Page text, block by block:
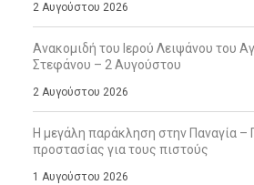
2 Αυγούστου 2026
Ανακομιδή του Ιερού Λειψάνου του
Στεφάνου – 2 Αυγούστου
2 Αυγούστου 2026
Η μεγάλη παράκληση στην Παναγία –
προστασίας για τους πιστούς
1 Αυγούστου 2026